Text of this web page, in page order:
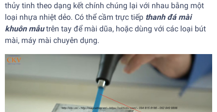
thủy tinh theo dạng kết chính chúng lại với nhau bằng một
loại nhựa nhiệt dẻo. Có thể cầm trực tiếp thanh đá mài
khuôn mẫutrên tay để mài dũa, hoặc dùng với các loại bút
mài, máy mài chuyên dụng.